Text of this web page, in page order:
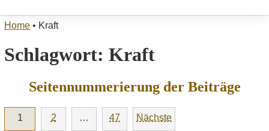
Home • Kraft
Schlagwort: Kraft
Seitennummerierung der Beiträge
1 2 … 47 Nächste